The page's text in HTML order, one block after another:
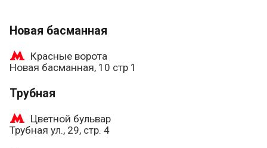
Новая басманная
Красные ворота
Новая басманная, 10 стр 1
Трубная
Цветной бульвар
Трубная ул., 29, стр. 4